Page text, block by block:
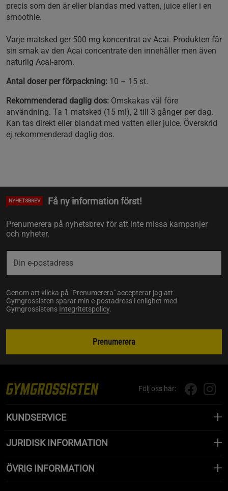
precis som den är eller blandas med vatten, juice eller i en
smoothie.
Varje matsked ger 500 mg koncentrat av Acai. Produkten får
sin smak av den Acai concentrate den innehåller men även
naturlig Acai-arom.
Antal doser per förpackning: 10 – 15 st.
Rekommenderad daglig dos: Omskakas väl före
användning. Ta 1 matsked (15 ml), 2 till 3 gånger per dag.
Kan tas direkt eller blandat med vatten eller juice. Överskrid
ej rekommenderad daglig dos.
NYHETSBREV Få ny information först!
Prenumerera på nyhetsbrev för att inte missa kampanjer
och nyheter.
Genom att klicka på "Prenumerera" accepterar jag att
Gymgrossisten sparar min e-postadress i enlighet med
Gymgrossistens Integritetspolicy.
Prenumerera
Följ oss här:
KUNDSERVICE
JURIDISK INFORMATION
ÖVRIG INFORMATION